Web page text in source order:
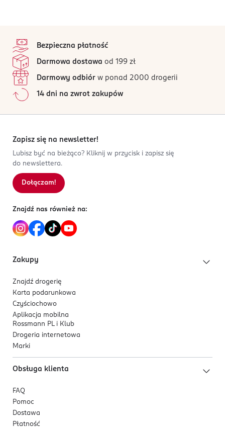
Bezpieczna płatność
Darmowa dostawa od 199 zł
Darmowy odbiór w ponad 2000 drogerii
14 dni na zwrot zakupów
Zapisz się na newsletter!
Lubisz być na bieżąco? Kliknij w przycisk i zapisz się
do newslettera.
Dołączam!
Znajdź nas również na:
Zakupy
Znajdź drogerię
Karta podarunkowa
Czyściochowo
Aplikacja mobilna
Rossmann PL i Klub
Drogeria internetowa
Marki
Obsługa klienta
FAQ
Pomoc
Dostawa
Płatność